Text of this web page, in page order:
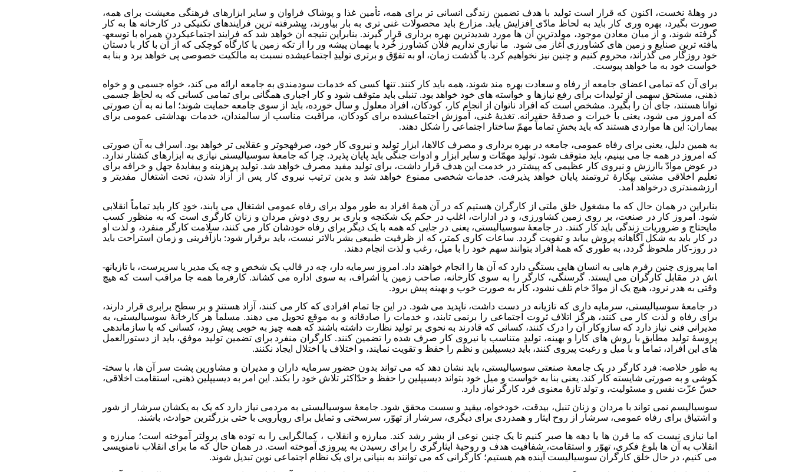
در وهلۀ نخست، اکنون که قرار است تولید با هدف تضمین زندگی انسانی تر برای همه، تأمین غذا و پوشاک فراوان و سایر ابزارهای فرهنگی معیشت برای همه،
صورت بگیرد، بهره وری کار باید به لحاظ مادّی افزایش یابد. مزارع باید محصولات غنی تری به بار بیاورند، پیشرفته ترین فرایندهای تکنیکی در کارخانه ها به کار
گرفته شوند، و از میان معادن موجود، مولدترینِ آن ها مورد شدیدترین بهره برداری قرار گیرند. بنابراین نتیجه آن خواهد شد که فرایند اجتماعی­کردن همراه با توسعه­
یافته ترین صنایع و زمین های کشاورزی آغاز می شود. ما نیازی نداریم فلان کشاورز خُرد یا بهمان پیشه ور را از تکه زمین یا کارگاه کوچکی که از آن با کار با دستان
خود روزگار می گذراند، محروم کنیم و چنین نیز نخواهیم کرد. با گذشت زمان، او به تفوّق و برتری تولیدِ اجتماعی­شده نسبت به مالکیت خصوصی پی خواهد برد و بنا به
خواست خود به ما خواهد پیوست.
برای آن که تمامی اعضای جامعه از رفاه و سعادت بهره مند شوند، همه باید کار کنند. تنها کسی که خدمات سودمندی به جامعه ارائه می کند، خواه جسمی و و خواه
ذهنی، مستحق سهمی از تولیدات برای رفع نیازها و خواسته های خود خواهد بود. تنبلی باید متوقف شود و کار اجباری همگانی برای تمامی کسانی که به لحاظ جسمی
توانا هستند، جای آن را بگیرد. مشخص است که افراد ناتوان از انجام کار، کودکان، افراد معلول و سال خورده، باید از سوی جامعه حمایت شوند؛ اما نه به آن صورتی
که امروز می شود، یعنی با خیرات و صدقۀ حقیرانه. تغذیۀ غنی، آموزش اجتماعی­شده برای کودکان، مراقبت مناسب از سالمندان، خدمات بهداشتی عمومی برای
بیماران: این ها مواردی هستند که باید بخشِ تماماً مهمّ ساختار اجتماعی را شکل دهند.
به همین دلیل، یعنی برای رفاه عمومی، جامعه در بهره برداری و مصرف کالاها، ابزار تولید و نیروی کار خود، صرفه­جوتر و عقلایی تر خواهد بود. اسراف به آن صورتی
که امروز در همه جا می بینیم، باید متوقف شود. تولید مهمّات و سایر ابزار و ادوات جنگی باید پایان پذیرد. چرا که جامعۀ سوسیالیستی نیازی به ابزارهای کشتار ندارد.
در عوض موادّ باارزش و نیروی کار عظیمی که پیش­تر در خدمت این هدف قرار داشت، برای تولید مفید مصرف خواهد شد. تولید پرهزینه و بی­فایدۀ جهل و خرافه برای
تعلیم اخلاقی مشتی بیکارۀ ثروتمند پایان خواهد پذیرفت. خدمات شخصی ممنوع خواهد شد و بدین ترتیب نیروی کار پس از آزاد شدن، تحت اشتغال مفدیتر و
ارزشمندتری درخواهد آمد.
بنابراین در همان حال که ما مشغول خلق ملتی از کارگران هستیم که در آن همۀ افراد به طور مولد برای رفاه عمومی اشتغال می یابند، خودِ کار باید تماماً انقلابی
شود. امروز کار در صنعت، بر روی زمین کشاورزی، و در ادارات، اغلب در حکم یک شکنجه و باری بر روی دوش مردان و زنان کارگری است که به منظور کسب
مایحتاج و ضروریات زندگی باید کار کنند. در جامعۀ سوسیالیستی، یعنی در جایی که همه با یک دیگر برای رفاه خودشان کار می کنند، سلامت کارگر منفرد، و لذت او
در کار باید به شکل آگاهانه پروش بیابد و تقویت گردد. ساعات کاری کم­تر، که از ظرفیت طبیعی بشر بالاتر نیست، باید برقرار شود: بازآفرینی و زمان استراحت باید
در روز-کار ملحوظ گردد، به طوری که همۀ افراد بتوانند سهم خود را با میل، رغب و لذت انجام دهند.
اما پیروزی چنین رفرم هایی به انسان هایی بستگی دارد که آن ها را انجام خواهند داد. امروز سرمایه دار، چه در قالب یک شخص و چه یک مدیر یا سرپرست، با تازیانه­
اش در مقابل کارگران می ایستد. گرسنگی، کارگر را به سوی کارخانه، صاحب زمین یا اشراف، به سوی اداره می کشاند. کارفرما همه جا مراقب است که هیچ
وقتی به هدر نرود، هیچ یک از موادّ خام تلف نشود، کار به صورت خوب و بهینه پیش برود.
در جامعۀ سوسیالیستی، سرمایه داری که تازیانه در دست داشت، ناپدید می شود. در این جا تمام افرادی که کار می کنند، آزاد هستند و بر سطح برابری قرار دارند،
برای رفاه و لذت کار می کنند، هرگز اتلاف ثروت اجتماعی را برنمی تابند، و خدمات را صادقانه و به موقع تحویل می دهند. مسلماً هر کارخانۀ سوسیالیستی، به
مدیرانی فنی نیاز دارد که سازوکار آن را درک کنند، کسانی که قادرند به نحوی بر تولید نظارت داشته باشند که همه چیز به خوبی پیش رود، کسانی که با سازماندهی
پروسۀ تولید مطابق با روش های کارا و بهینه، تولیدِ متناسب با نیروی کار صرف شده را تضمین کنند. کارگران منفرد برای تضمین تولید موفق، باید از دستورالعمل
های این افراد، تماماً و با میل و رغبت پیروی کنند، باید دیسیپلین و نظم را حفظ و تقویت نمایند، و اختلاف یا اختلال ایجاد نکنند.
به طور خلاصه: فرد کارگر در یک جامعۀ صنعتی سوسیالیستی، باید نشان دهد که می تواند بدون حضور سرمایه داران و مدیران و مشاورین پشت سر آن ها، با سخت­
کوشی و به صورتی شایسته کار کند. یعنی بنا به خواست و میل خود بتواند دیسیپلین را حفظ و حدّاکثر تلاش خود را بکند. این امر به دیسیپلین ذهنی، استقامت اخلاقی،
حسّ عزّت نفس و مسئولیت، و تولد تازۀ معنوی فرد کارگر نیاز دارد.
سوسیالیسم نمی تواند با مردان و زنان تنبل، بی­دقت، خودخواه، بی­قید و سست محقق شود. جامعۀ سوسیالیستی به مردمی نیاز دارد که یک به یک­شان سرشار از شور
و اشتیاق برای رفاه عمومی، سرشار از روح ایثار و همدردی برای دیگری، سرشار از تهوّر، سرسختی و تمایل برای رویارویی با حتی بزرگ­ترین حوادث، باشند.
اما نیازی نیست که ما قرن ها یا دهه ها صبر کنیم تا یک چنین نوعی از بشر رشد کند. مبارزه و انقلاب ، کمال­گرایی را به توده های پرولتر آموخته است؛ مبارزه و
انقلاب به آن ها بلوغ فکری، تهوّر و استقامت، شفافیت هدف و روحیۀ ایثارگری را برای رسیدن به پیروزی آموخته است. در همان حال که ما برای انقلاب نام­نویسی
می کنیم، در حال خلق کارگران سوسیالیست آینده هم هستیم؛ کارگرانی که می توانند به بنیانی برای یک نظام اجتماعی نوین تبدیل شوند.